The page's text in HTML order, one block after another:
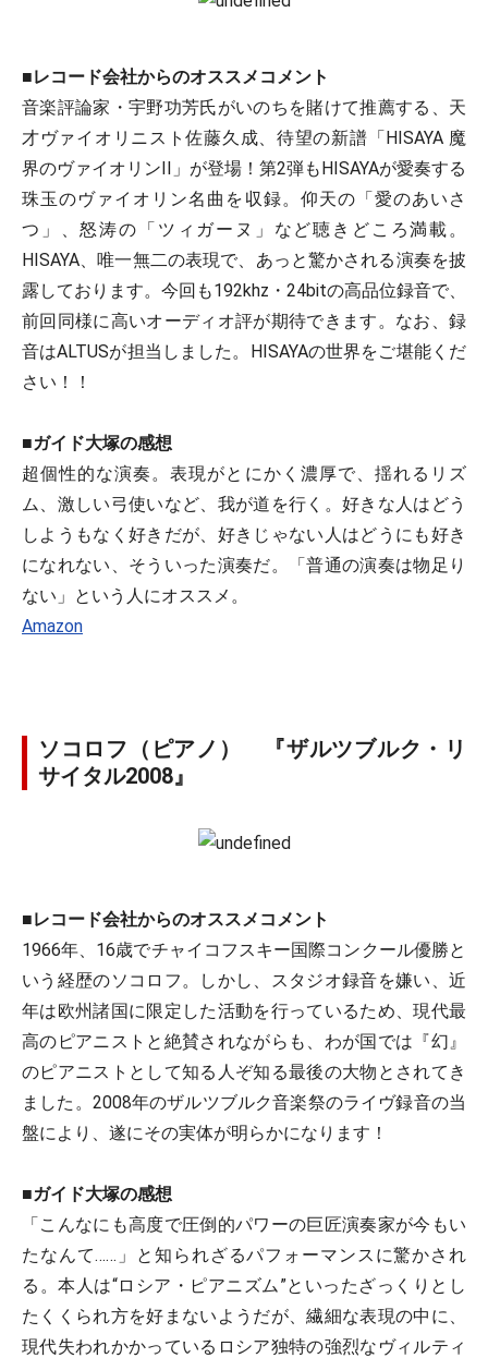
■レコード会社からのオススメコメント
音楽評論家・宇野功芳氏がいのちを賭けて推薦する、天
才ヴァイオリニスト佐藤久成、待望の新譜「HISAYA 魔
界のヴァイオリンII」が登場！第2弾もHISAYAが愛奏する
珠玉のヴァイオリン名曲を収録。仰天の「愛のあいさ
つ」、怒涛の「ツィガーヌ」など聴きどころ満載。
HISAYA、唯一無二の表現で、あっと驚かされる演奏を披
露しております。今回も192khz・24bitの高品位録音で、
前回同様に高いオーディオ評が期待できます。なお、録
音はALTUSが担当しました。HISAYAの世界をご堪能くだ
さい！！
■ガイド大塚の感想
超個性的な演奏。表現がとにかく濃厚で、揺れるリズ
ム、激しい弓使いなど、我が道を行く。好きな人はどう
しようもなく好きだが、好きじゃない人はどうにも好き
になれない、そういった演奏だ。「普通の演奏は物足り
ない」という人にオススメ。
Amazon
ソコロフ（ピアノ） 『ザルツブルク・リ
サイタル2008』
■レコード会社からのオススメコメント
1966年、16歳でチャイコフスキー国際コンクール優勝と
いう経歴のソコロフ。しかし、スタジオ録音を嫌い、近
年は欧州諸国に限定した活動を行っているため、現代最
高のピアニストと絶賛されながらも、わが国では『幻』
のピアニストとして知る人ぞ知る最後の大物とされてき
ました。2008年のザルツブルク音楽祭のライヴ録音の当
盤により、遂にその実体が明らかになります！
■ガイド大塚の感想
「こんなにも高度で圧倒的パワーの巨匠演奏家が今もい
たなんて……」と知られざるパフォーマンスに驚かされ
る。本人は“ロシア・ピアニズム”といったざっくりとし
たくくられ方を好まないようだが、繊細な表現の中に、
現代失われかかっているロシア独特の強烈なヴィルティ